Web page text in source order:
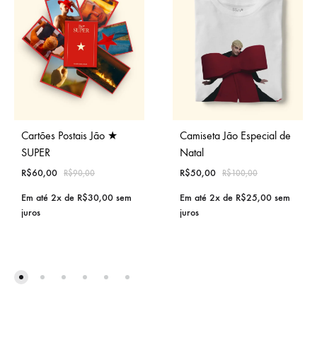
Cartões Postais Jão ★
SUPER
R$60,00 R$90,00
Em até 2x de R$30,00 sem
juros
Camiseta Jão Especial de
Natal
R$50,00 R$100,00
Em até 2x de R$25,00 sem
juros